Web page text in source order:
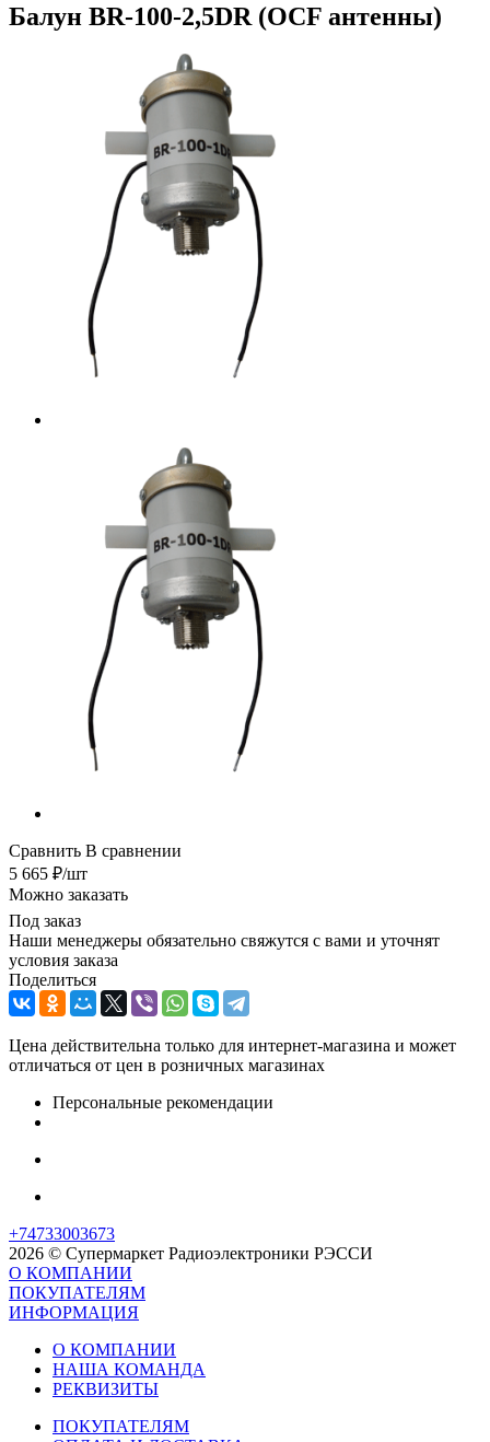
Балун BR-100-2,5DR (OCF антенны)
Сравнить В сравнении
5 665 ₽/шт
Можно заказать
Под заказ
Наши менеджеры обязательно свяжутся с вами и уточнят
условия заказа
Поделиться
Цена действительна только для интернет-магазина и может
отличаться от цен в розничных магазинах
Персональные рекомендации
+74733003673
2026 © Супермаркет Радиоэлектроники РЭССИ
О КОМПАНИИ
ПОКУПАТЕЛЯМ
ИНФОРМАЦИЯ
О КОМПАНИИ
НАША КОМАНДА
РЕКВИЗИТЫ
ПОКУПАТЕЛЯМ